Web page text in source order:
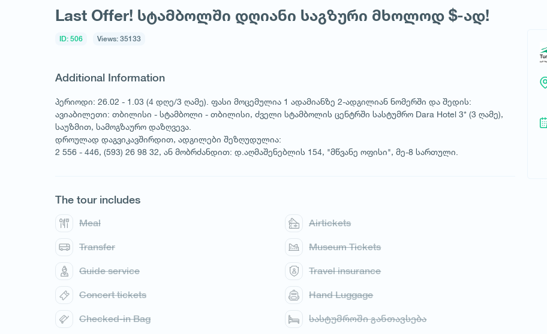
Last Offer! სტამბოლში დღიანი საგზური მხოლოდ $-ად!
ID: 506 Views: 35133
Additional Information
პერიოდი: 26.02 - 1.03 (4 დღე/3 ღამე). ფასი მოცემულია 1 ადამიანზე 2-ადგილიან ნომერში და შედის:
ავიაბილეთი: თბილისი - სტამბოლი - თბილისი, ძველი სტამბოლის ცენტრში სასტუმრო Dara Hotel 3* (3 ღამე),
საუზმით, სამოგზაურო დაზღვევა.
დროულად დაგვიკავშირდით, ადგილები შეზღუდულია:
2 556 - 446, (593) 26 98 32, ან მობრძანდით: დ.აღმაშენებლის 154, "მწვანე ოფისი", მე-8 სართული.
The tour includes
Meal Airtickets
Transfer Museum Tickets
Guide service Travel insurance
Concert tickets Hand Luggage
Checked-in Bag სასტუმროში განთავსება